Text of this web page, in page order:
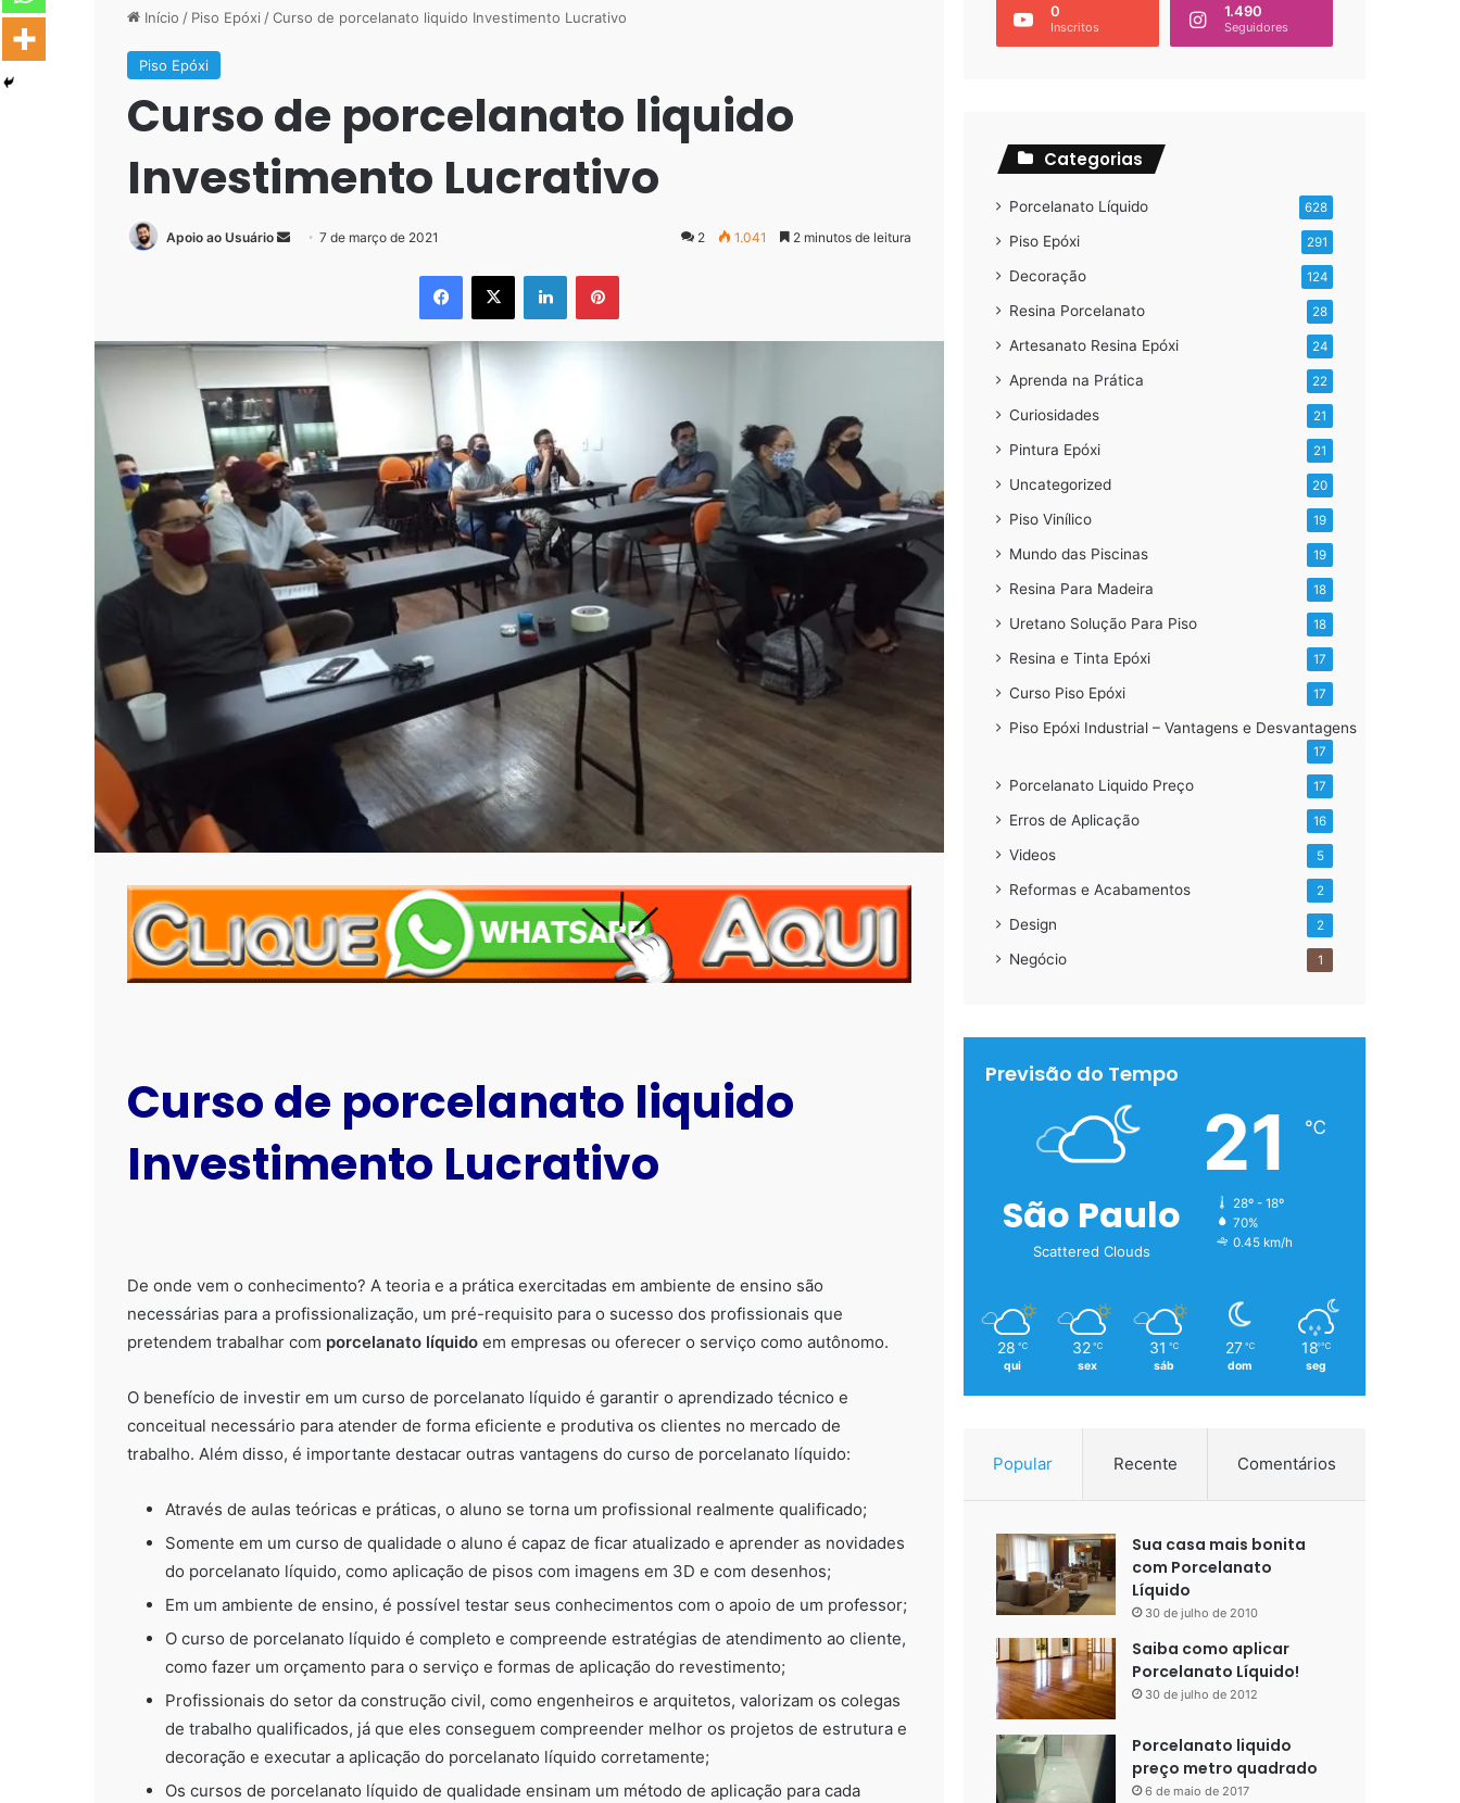
Início / Piso Epóxi /Curso de porcelanato liquido Investimento Lucrativo
Piso Epóxi
Curso de porcelanato liquido
Investimento Lucrativo
Apoio ao Usuário
Mande7 de março de 2021 2 1.041 2 minutos de leitura
Facebook
X LinkedinPinterest
Curso de porcelanato liquido
Investimento Lucrativo
De onde vem o conhecimento? A teoria e a prática exercitadas em ambiente de ensino são
necessárias para a profissionalização, um pré-requisito para o sucesso dos profissionais que
pretendem trabalhar com porcelanato líquido em empresas ou oferecer o serviço como autônomo.
O benefício de investir em um curso de porcelanato líquido é garantir o aprendizado técnico e
conceitual necessário para atender de forma eficiente e produtiva os clientes no mercado de
trabalho. Além disso, é importante destacar outras vantagens do curso de porcelanato líquido:
Através de aulas teóricas e práticas, o aluno se torna um profissional realmente qualificado;
Somente em um curso de qualidade o aluno é capaz de ficar atualizado e aprender as novidades
do porcelanato líquido, como aplicação de pisos com imagens em 3D e com desenhos;
Em um ambiente de ensino, é possível testar seus conhecimentos com o apoio de um professor;
O curso de porcelanato líquido é completo e compreende estratégias de atendimento ao cliente,
como fazer um orçamento para o serviço e formas de aplicação do revestimento;
Profissionais do setor da construção civil, como engenheiros e arquitetos, valorizam os colegas
de trabalho qualificados, já que eles conseguem compreender melhor os projetos de estrutura e
decoração e executar a aplicação do porcelanato líquido corretamente;
Os cursos de porcelanato líquido de qualidade ensinam um método de aplicação para cada
0
Inscritos
1.490
Seguidores
Categorias
Porcelanato Líquido 628
Piso Epóxi 291
Decoração 124
Resina Porcelanato 28
Artesanato Resina Epóxi 24
Aprenda na Prática 22
Curiosidades 21
Pintura Epóxi 21
Uncategorized 20
Piso Vinílico 19
Mundo das Piscinas 19
Resina Para Madeira 18
Uretano Solução Para Piso 18
Resina e Tinta Epóxi 17
Curso Piso Epóxi 17
Piso Epóxi Industrial – Vantagens e Desvantagens
17
Porcelanato Liquido Preço 17
Erros de Aplicação 16
Videos 5
Reformas e Acabamentos 2
Design 2
Negócio 1
Previsão do Tempo
São Paulo
Scattered Clouds
21 ℃
28º - 18º
70%
0.45 km/h
28 ℃
qui
32 ℃
sex
31 ℃
sáb
27 ℃
dom
18 ℃
seg
Popular Recente Comentários
Sua casa mais bonita
com Porcelanato
Líquido
30 de julho de 2010
Saiba como aplicar
Porcelanato Líquido!
30 de julho de 2012
Porcelanato liquido
preço metro quadrado
6 de maio de 2017